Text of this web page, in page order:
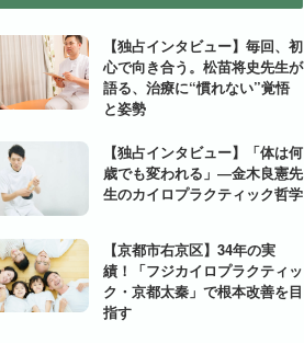
【独占インタビュー】毎回、初
心で向き合う。松苗将史先生が
語る、治療に“慣れない”覚悟
と姿勢
【独占インタビュー】「体は何
歳でも変われる」―金木良憲先
生のカイロプラクティック哲学
【京都市右京区】34年の実
績！「フジカイロプラクティッ
ク・京都太秦」で根本改善を目
指す